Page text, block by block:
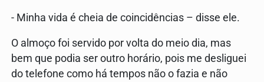
- Minha vida é cheia de coincidências – disse ele.
O almoço foi servido por volta do meio dia, mas
bem que podia ser outro horário, pois me desliguei
do telefone como há tempos não o fazia e não